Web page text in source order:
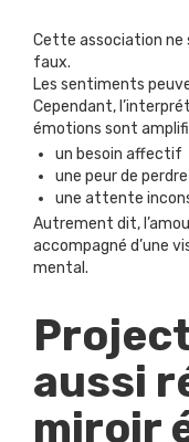
Cette association ne
faux.
Les sentiments
Cependant,
émotions sont
un besoin affectif
une peur de
une attente
Autrement dit,
accompagné d’une
mental.
aussi
miroir